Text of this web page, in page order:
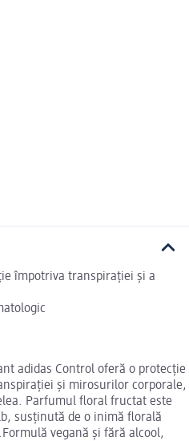
împotriva transpirației și a
adidas Control oferă o protecție
și mirosurilor corporale,
Parfumul floral fructat este
susținută de o inimă florală
vegană și fără alcool,